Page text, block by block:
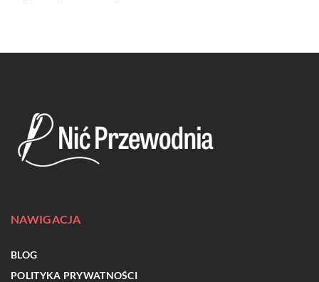
NAWIGACJA
BLOG
POLITYKA PRYWATNOŚCI